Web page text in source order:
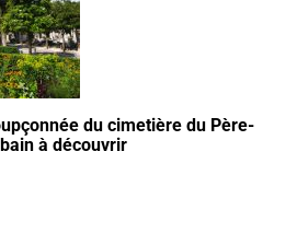
du cimetière du Père-
à découvrir